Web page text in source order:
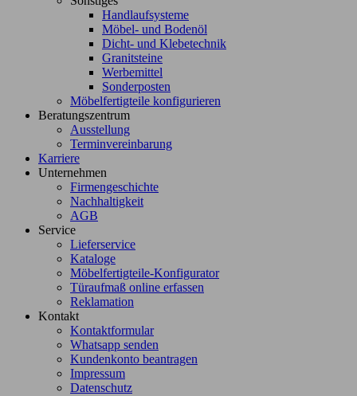
Handlaufsysteme
Möbel- und Bodenöl
Dicht- und Klebetechnik
Granitsteine
Werbemittel
Sonderposten
Möbelfertigteile konfigurieren
Beratungszentrum
Ausstellung
Terminvereinbarung
Karriere
Unternehmen
Firmengeschichte
Nachhaltigkeit
AGB
Service
Lieferservice
Kataloge
Möbelfertigteile-Konfigurator
Türaufmaß online erfassen
Reklamation
Kontakt
Kontaktformular
Whatsapp senden
Kundenkonto beantragen
Impressum
Datenschutz